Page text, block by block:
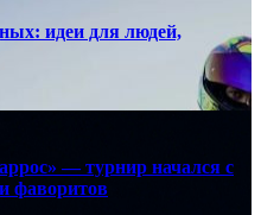
идеи для людей,
— турнир начался с
фаворитов